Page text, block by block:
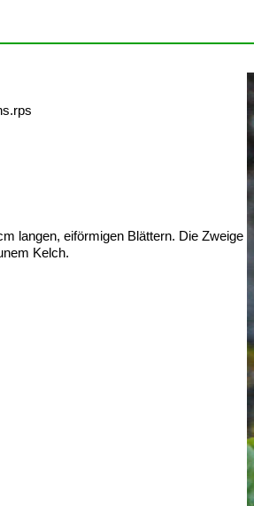
langen, eiförmigen Blättern. Die Zweige
Kelch.